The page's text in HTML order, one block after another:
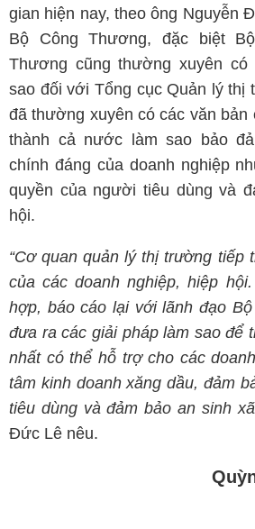
gian hiện nay, theo ông Nguyễn
Bộ Công Thương, đặc biệt
Thương cũng thường xuyên
sao đối với Tổng cục Quản lý thị
đã thường xuyên có các văn bản
thành cả nước làm sao bảo
chính đáng của doanh nghiệp
quyền của người tiêu dùng và
hội.
“Cơ quan quản lý thị trường tiếp
của các doanh nghiệp, hiệp
hợp, báo cáo lại với lãnh đạo
đưa ra các giải pháp làm sao để
nhất có thể hỗ trợ cho các
tâm kinh doanh xăng dầu, đảm
tiêu dùng và đảm bảo an sinh
Đức Lê nêu.